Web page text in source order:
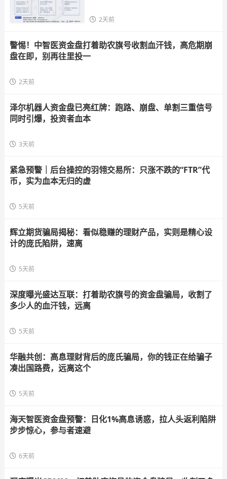
2天前
警惕！中智医资金盘打着助农旗号收割血汗钱，高危期崩
盘在即，别再往里投一
2天前
泽尔机器人资金盘已亮红牌：跑路、崩盘、单割三重信号
同时引爆，投资者血本
3天前
紧急预警｜后台操控的羽翎交易所：只涨不跌的“FTR”代
币，实为血本无归的虚
5天前
辉立期货骗局揭秘：看似稳赚的理财产品，实则是精心设
计的庞氏陷阱，速离
5天前
深度曝光盛达互联：打着助农旗号的资金盘骗局，收割了
多少人的血汗钱，远离
5天前
华融共创：高息理财背后的庞氏骗局，你的钱正在给骗子
凑出国路费，远离这个
5天前
海天智医资金盘预警：日化1%高息诱惑，拉人头返利陷阱
步步惊心，参与者速避
6天前